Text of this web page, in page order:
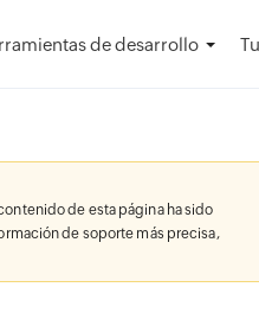
de desarrollo
de esta página ha sido
de soporte más precisa,